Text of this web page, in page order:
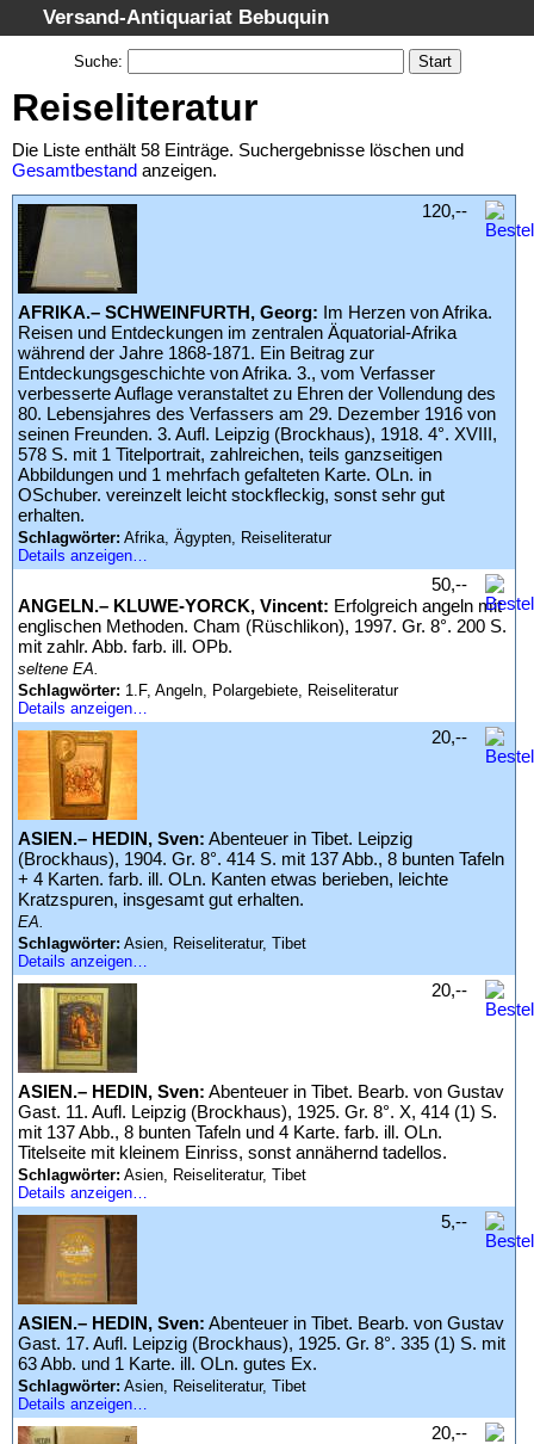
Versand-Antiquariat Bebuquin
Startseite
Suche
Schlagwörter
Suchergebnisse
Warenkorb
AGB
Widerruf
Datenschutz
Impressum
Suche:
Reiseliteratur
Die Liste enthält 58 Einträge. Suchergebnisse löschen und
Gesamtbestand anzeigen.
AFRIKA.– SCHWEINFURTH, Georg: Im Herzen von Afrika.
Reisen und Entdeckungen im zentralen Äquatorial-Afrika
während der Jahre 1868-1871. Ein Beitrag zur
Entdeckungsgeschichte von Afrika. 3., vom Verfasser
verbesserte Auflage veranstaltet zu Ehren der Vollendung des
80. Lebensjahres des Verfassers am 29. Dezember 1916 von
seinen Freunden. 3. Aufl. Leipzig (Brockhaus), 1918. 4°. XVIII,
578 S. mit 1 Titelportrait, zahlreichen, teils ganzseitigen
Abbildungen und 1 mehrfach gefalteten Karte. OLn. in
OSchuber. vereinzelt leicht stockfleckig, sonst sehr gut
erhalten.
Schlagwörter: Afrika, Ägypten, Reiseliteratur
Details anzeigen…
120,--
ANGELN.– KLUWE-YORCK, Vincent: Erfolgreich angeln mit
englischen Methoden. Cham (Rüschlikon), 1997. Gr. 8°. 200 S.
mit zahlr. Abb. farb. ill. OPb.
seltene EA.
Schlagwörter: 1.F, Angeln, Polargebiete, Reiseliteratur
Details anzeigen…
50,--
ASIEN.– HEDIN, Sven: Abenteuer in Tibet. Leipzig
(Brockhaus), 1904. Gr. 8°. 414 S. mit 137 Abb., 8 bunten Tafeln
+ 4 Karten. farb. ill. OLn. Kanten etwas berieben, leichte
Kratzspuren, insgesamt gut erhalten.
EA.
Schlagwörter: Asien, Reiseliteratur, Tibet
Details anzeigen…
20,--
ASIEN.– HEDIN, Sven: Abenteuer in Tibet. Bearb. von Gustav
Gast. 11. Aufl. Leipzig (Brockhaus), 1925. Gr. 8°. X, 414 (1) S.
mit 137 Abb., 8 bunten Tafeln und 4 Karte. farb. ill. OLn.
Titelseite mit kleinem Einriss, sonst annähernd tadellos.
Schlagwörter: Asien, Reiseliteratur, Tibet
Details anzeigen…
20,--
ASIEN.– HEDIN, Sven: Abenteuer in Tibet. Bearb. von Gustav
Gast. 17. Aufl. Leipzig (Brockhaus), 1925. Gr. 8°. 335 (1) S. mit
63 Abb. und 1 Karte. ill. OLn. gutes Ex.
Schlagwörter: Asien, Reiseliteratur, Tibet
Details anzeigen…
5,--
20,--